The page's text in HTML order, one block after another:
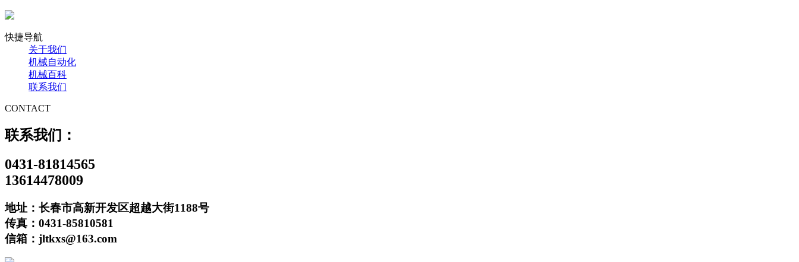
快捷导航
关于我们
机械自动化
机械百科
联系我们
CONTACT
联系我们：
0431-81814565
13614478009
地址：长春市高新开发区超越大街1188号
传真：0431-85810581
信箱：jltkxs@163.com